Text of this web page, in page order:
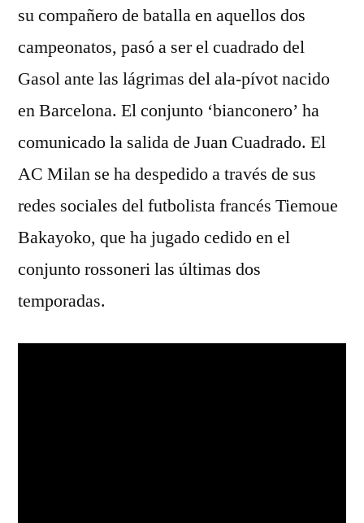
su compañero de batalla en aquellos dos
campeonatos, pasó a ser el cuadrado del
Gasol ante las lágrimas del ala-pívot nacido
en Barcelona. El conjunto ‘bianconero’ ha
comunicado la salida de Juan Cuadrado. El
AC Milan se ha despedido a través de sus
redes sociales del futbolista francés Tiemoue
Bakayoko, que ha jugado cedido en el
conjunto rossoneri las últimas dos
temporadas.